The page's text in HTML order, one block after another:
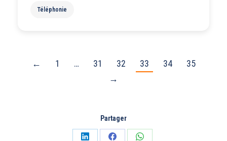
Téléphonie
← 1 … 31 32 33 34
35
→
Partager